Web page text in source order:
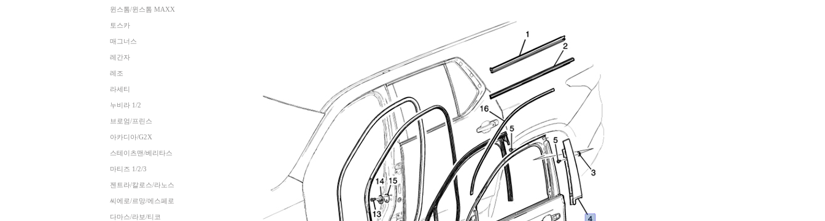
윈스톰/윈스톰 MAXX
토스카
매그너스
레간자
레조
라세티
누비라 1/2
브로엄/프린스
아카디아/G2X
스테이츠맨/베리타스
마티즈 1/2/3
젠트라/칼로스/라노스
씨에로/르망/에스페로
다마스/라보/티코